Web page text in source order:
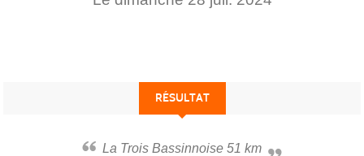
RÉSULTAT
La Trois Bassinnoise 51 km